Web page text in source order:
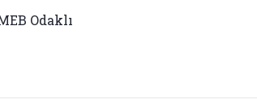
Odaklı